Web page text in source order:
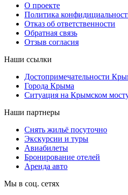
О проекте
Политика
Отказ об ответственности
Обратная связь
Отзыв согласия
Наши ссылки
Достопримечательности
Города Крыма
Ситуация на Крымском
Наши партнеры
Снять жильё посуточно
Экскурсии и туры
Авиабилеты
Бронирование отелей
Аренда авто
Мы в соц. сетях